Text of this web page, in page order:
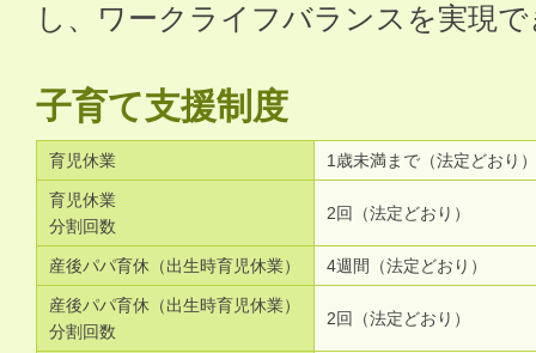
し、ワークライフバランスを実現
子育て支援制度
育児休業 1歳未満まで（法定どおり）
育児休業
分割回数
2回（法定どおり）
産後パパ育休（出生時育児休業） 4週間（法定どおり）
産後パパ育休（出生時育児休業）
分割回数
2回（法定どおり）